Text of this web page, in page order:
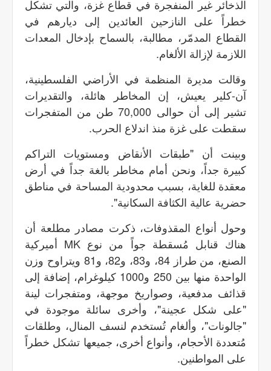
الذخائر غير المنفجرة في قطاع غزة، والتي تشكل
خطراً على النازحين العائدين إلى ديارهم في
القطاع المدمّر، مطالبة، بالسماح بإدخال المعدات
اللازمة لإزالة الألغام.
وقالت مديرة المنظمة في الأراضي الفلسطينية،
آن-كلير يعيش، إن المخاطر هائلة، والتقديرات
تشير إلى أن حوالى 70,000 طن من المتفجرات
سقطت على غزة منذ اندلاع الحرب.
وبينت أن "طبقات الأنقاض ومستويات التراكم
كبيرة جداً، ونحن أمام مخاطر بالغة جداً في أرض
معقدة للغاية، بسبب محدودية المساحة في مناطق
حضرية عالية الكثافة السكانية".
وحول أنواع المقذوفات، ذكرت مصادر مطلعة أن
هناك قنابل مُسقطة جواً من نوع MK أميركية
الصنع، من طراز 84، و83، و82، و81 ويتراوح وزن
الواحدة منها بين 250 و1000 كيلوغرام، إضافة إلى
قذائف مدفعية، وصواريخ موجهة، ومتفجرات لينة
"على شكل عجينة"، وأخرى سائلة موجودة في
"جالونات"، وألغام تُستخدم لنسف المنال، وطلقات
مُتعددة الأحجام، وأنواع أخرى، جميعها تشكل خطراً
على المواطنين.